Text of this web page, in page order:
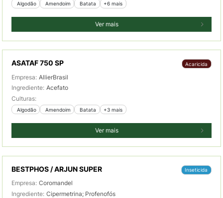
Algodão Amendoim Batata +6 mais
Ver mais
ASATAF 750 SP Acaricida
Empresa: AllierBrasil
Ingrediente: Acefato
Culturas:
Algodão Amendoim Batata +3 mais
Ver mais
BESTPHOS / ARJUN SUPER Inseticida
Empresa: Coromandel
Ingrediente: Cipermetrina; Profenofós